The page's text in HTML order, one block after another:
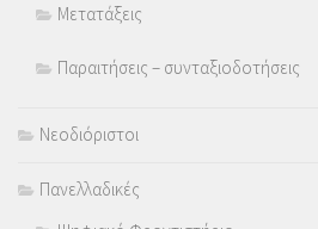
Μετατάξεις
Παραιτήσεις – συνταξιοδοτήσεις
Νεοδιόριστοι
Πανελλαδικές